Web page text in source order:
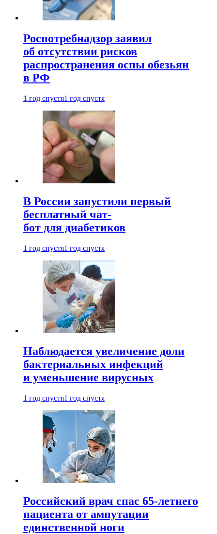
Роспотребнадзор заявил
об отсутствии рисков
распространения оспы обезьян
в РФ
1 год спустя1 год спустя
В России запустили первый
бесплатный чат-
бот для диабетиков
1 год спустя1 год спустя
Наблюдается увеличение доли
бактериальных инфекций
и уменьшение вирусных
1 год спустя1 год спустя
Российский врач спас 65-летнего
пациента от ампутации
единственной ноги